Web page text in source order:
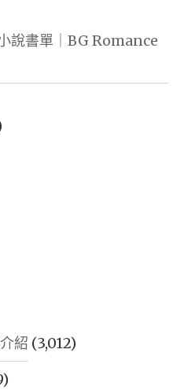
說書單｜BG Romance
紹 (3,012)